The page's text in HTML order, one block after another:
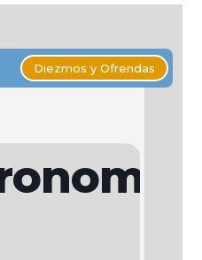
Diezmos y Ofrendas